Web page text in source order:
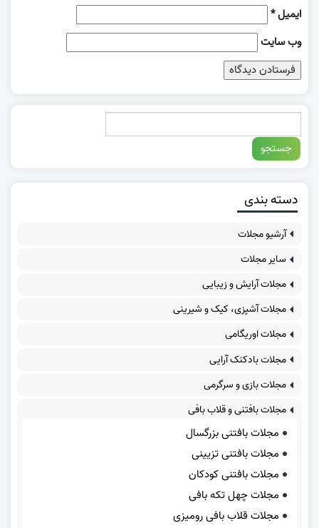
ایمیل*
وب‌ سایت
دسته بندی
آرشیو مجلات
سایر مجلات
مجلات آرایش و زیبایی
مجلات آشپزی، کیک و شیرینی
مجلات اوریگامی
مجلات بادکنک آرایی
مجلات بازی و سرگرمی
مجلات بافتنی و قلاب بافی
مجلات بافتنی بزرگسال
مجلات بافتنی تزیینی
مجلات بافتنی کودکان
مجلات چهل تکه بافی
مجلات قلاب بافی رومیزی